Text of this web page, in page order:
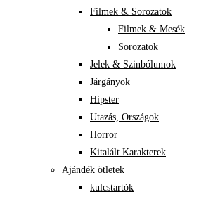
Filmek & Sorozatok
Filmek & Mesék
Sorozatok
Jelek & Szinbólumok
Járgányok
Hipster
Utazás, Országok
Horror
Kitalált Karakterek
Ajándék ötletek
kulcstartók